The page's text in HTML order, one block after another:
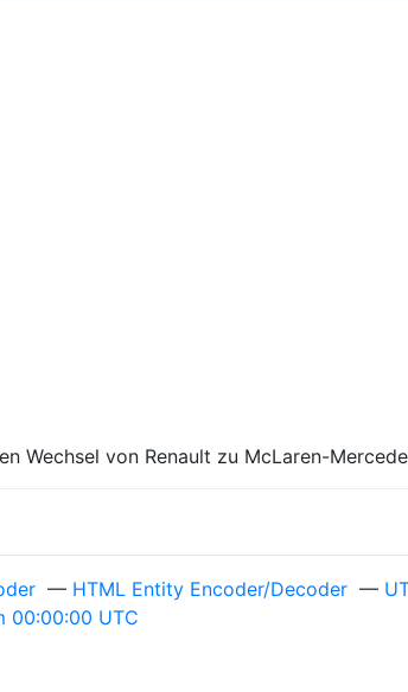
Wechsel von Renault zu McLaren-
— HTML Entity Encoder/Decoder —
00:00:00 UTC